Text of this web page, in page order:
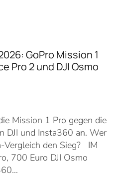
GoPro Mission 1
Pro 2 und DJI Osmo
Mission 1 Pro gegen die
DJI und Insta360 an. Wer
Vergleich den Sieg? IM
700 Euro DJI Osmo